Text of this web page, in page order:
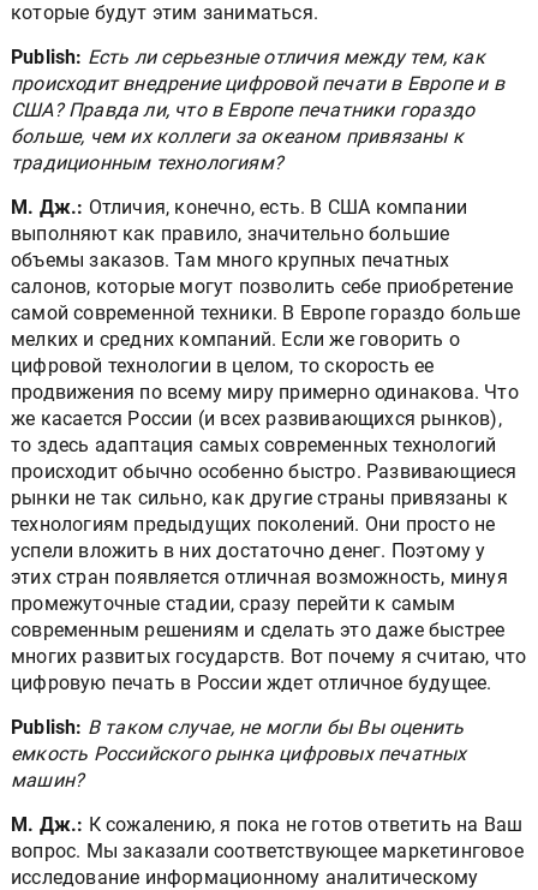
которые будут этим заниматься.
Publish: Есть ли серьезные отличия между тем, как
происходит внедрение цифровой печати в Европе и в
США? Правда ли, что в Европе печатники гораздо
больше, чем их коллеги за океаном привязаны к
традиционным технологиям?
М. Дж.: Отличия, конечно, есть. В США компании
выполняют как правило, значительно большие
объемы заказов. Там много крупных печатных
салонов, которые могут позволить себе приобретение
самой современной техники. В Европе гораздо больше
мелких и средних компаний. Если же говорить о
цифровой технологии в целом, то скорость ее
продвижения по всему миру примерно одинакова. Что
же касается России (и всех развивающихся рынков),
то здесь адаптация самых современных технологий
происходит обычно особенно быстро. Развивающиеся
рынки не так сильно, как другие страны привязаны к
технологиям предыдущих поколений. Они просто не
успели вложить в них достаточно денег. Поэтому у
этих стран появляется отличная возможность, минуя
промежуточные стадии, сразу перейти к самым
современным решениям и сделать это даже быстрее
многих развитых государств. Вот почему я считаю, что
цифровую печать в России ждет отличное будущее.
Publish: В таком случае, не могли бы Вы оценить
емкость Российского рынка цифровых печатных
машин?
М. Дж.: К сожалению, я пока не готов ответить на Ваш
вопрос. Мы заказали соответствующее маркетинговое
исследование информационному аналитическому